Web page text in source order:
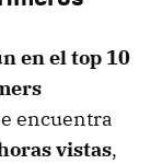
en el top 10
encuentra
vistas,